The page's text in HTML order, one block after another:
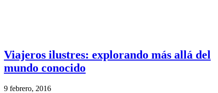
Viajeros ilustres: explorando más allá del
mundo conocido
9 febrero, 2016